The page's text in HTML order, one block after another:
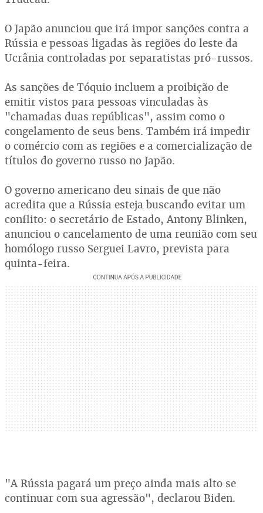
O Japão anunciou que irá impor sanções contra a
Rússia e pessoas ligadas às regiões do leste da
Ucrânia controladas por separatistas pró-russos.
As sanções de Tóquio incluem a proibição de
emitir vistos para pessoas vinculadas às
"chamadas duas repúblicas", assim como o
congelamento de seus bens. Também irá impedir
o comércio com as regiões e a comercialização de
títulos do governo russo no Japão.
O governo americano deu sinais de que não
acredita que a Rússia esteja buscando evitar um
conflito: o secretário de Estado, Antony Blinken,
anunciou o cancelamento de uma reunião com seu
homólogo russo Serguei Lavro, prevista para
quinta-feira.
"A Rússia pagará um preço ainda mais alto se
continuar com sua agressão", declarou Biden.